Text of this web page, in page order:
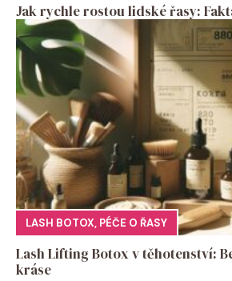
Jak rychle rostou lidské řasy:
LASH BOTOX, PÉČE O ŘASY
Lash Lifting Botox v těhotenství:
kráse